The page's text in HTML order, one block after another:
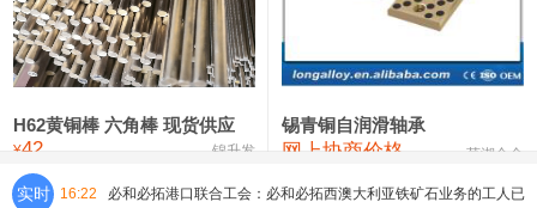
铸造铝合金锭(ZLD104) 24,300—24,500 24,400
压铸锌合金锭 26,500—26,700
氯化镍 38,300—40,300 39,300 0
H62黄铜棒 六角棒 现货供应
¥42 锦升发
锡青铜自润滑轴承
网上协商价格 芜湖合金
实时 16:22 必和必拓港口联合工会：必和必拓西澳大利亚铁矿石业务的工人已